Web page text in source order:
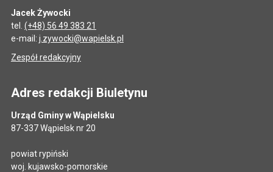
Jacek Żywocki
tel. (+48) 56 49 383 21
e-mail: j.zywocki@wapielsk.pl
Zespół redakcyjny
Adres redakcji Biuletynu
Urząd Gminy w Wąpielsku
87-337 Wąpielsk nr 20
powiat rypiński
woj. kujawsko-pomorskie